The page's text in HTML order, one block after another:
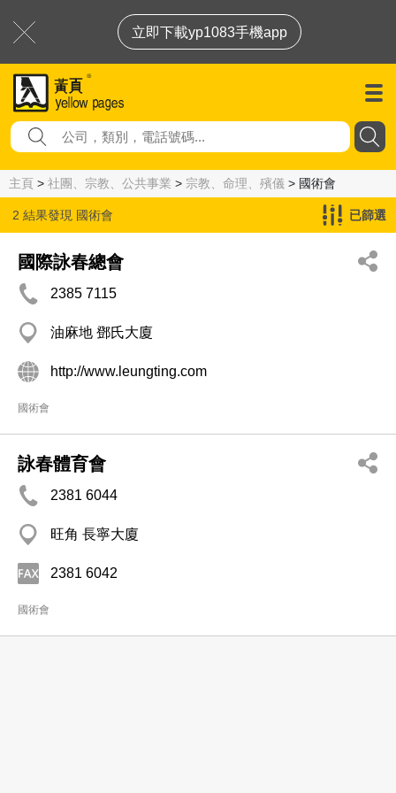
立即下載yp1083手機app
主頁 > 社團、宗教、公共事業 > 宗教、命理、殯儀 > 國術會
2 結果發現 國術會 已篩選
國際詠春總會
2385 7115
油麻地 鄧氏大廈
http://www.leungting.com
國術會
詠春體育會
2381 6044
旺角 長寧大廈
2381 6042
國術會